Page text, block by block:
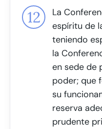
La
espíritu de
teniendo
la
en sede de
poder; que
su
reserva
prudente